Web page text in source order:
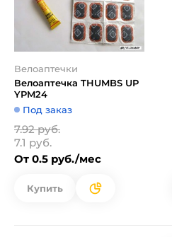
Велоаптечки
Велоаптечка THUMBS UP
YPM24
Под заказ
7.92 руб.
7.1 руб.
От 0.5 руб./мес
Купить